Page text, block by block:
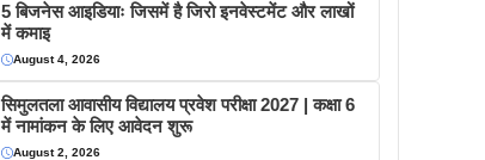
5 बिजनेस आइडियाः जिसमें है जिरो इनवेस्टमेंट और लाखों
में कमाइ
August 4, 2026
सिमुलतला आवासीय विद्यालय प्रवेश परीक्षा 2027 | कक्षा 6
में नामांकन के लिए आवेदन शुरू
August 2, 2026